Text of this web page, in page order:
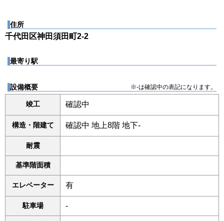
住所
千代田区神田須田町2-2
最寄り駅
設備概要 ※-は確認中の表記になります。
竣工 確認中
構造・階建て 確認中 地上8階 地下-
耐震
基準階面積
エレベーター 有
駐車場 -